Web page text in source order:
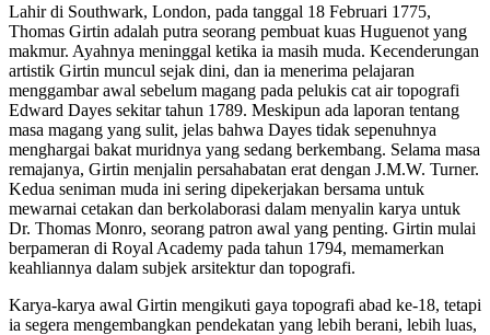
Lahir di Southwark, London, pada tanggal 18 Februari 1775,
Thomas Girtin adalah putra seorang pembuat kuas Huguenot yang
makmur. Ayahnya meninggal ketika ia masih muda. Kecenderungan
artistik Girtin muncul sejak dini, dan ia menerima pelajaran
menggambar awal sebelum magang pada pelukis cat air topografi
Edward Dayes sekitar tahun 1789. Meskipun ada laporan tentang
masa magang yang sulit, jelas bahwa Dayes tidak sepenuhnya
menghargai bakat muridnya yang sedang berkembang. Selama masa
remajanya, Girtin menjalin persahabatan erat dengan J.M.W. Turner.
Kedua seniman muda ini sering dipekerjakan bersama untuk
mewarnai cetakan dan berkolaborasi dalam menyalin karya untuk
Dr. Thomas Monro, seorang patron awal yang penting. Girtin mulai
berpameran di Royal Academy pada tahun 1794, memamerkan
keahliannya dalam subjek arsitektur dan topografi.
Karya-karya awal Girtin mengikuti gaya topografi abad ke-18, tetapi
ia segera mengembangkan pendekatan yang lebih berani, lebih luas,